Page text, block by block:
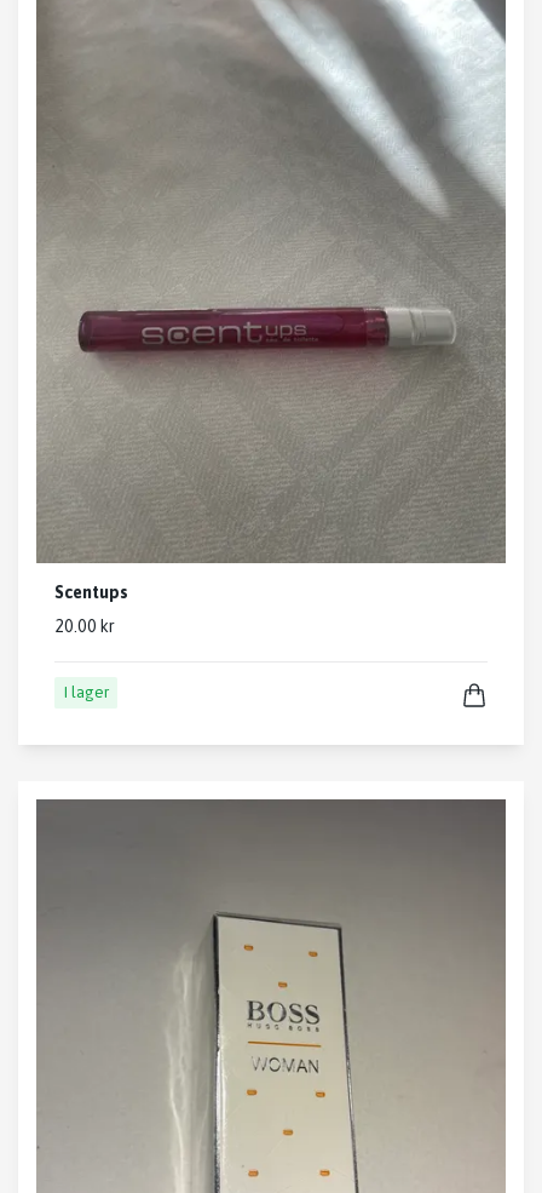
Scentups
20.00 kr
I lager